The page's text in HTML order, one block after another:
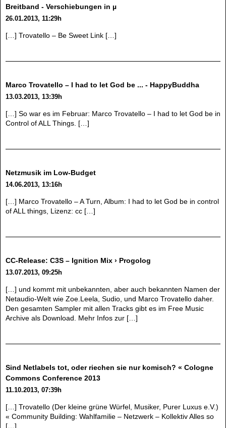
Breitband - Verschiebungen in µ
26.01.2013, 11:29h
[…] Trovatello – Be Sweet Link […]
Marco Trovatello – I had to let God be ... - HappyBuddha
13.03.2013, 13:39h
[…] So war es im Februar: Marco Trovatello – I had to let God be in
Control of ALL Things. […]
Netzmusik im Low-Budget
14.06.2013, 13:16h
[…] Marco Trovatello – A Turn, Album: I had to let God be in control
of ALL things, Lizenz: cc […]
CC-Release: C3S – Ignition Mix › Progolog
13.07.2013, 09:25h
[…] und kommt mit unbekannten, aber auch bekannten Namen der
Netaudio-Welt wie Zoe.Leela, Sudio, und Marco Trovatello daher.
Den gesamten Sampler mit allen Tracks gibt es im Free Music
Archive als Download. Mehr Infos zur […]
Sind Netlabels tot, oder riechen sie nur komisch? « Cologne
Commons Conference 2013
11.10.2013, 07:39h
[…] Trovatello (Der kleine grüne Würfel, Musiker, Purer Luxus e.V.)
« Community Building: Wahlfamilie – Netzwerk – Kollektiv Alles so
[…]